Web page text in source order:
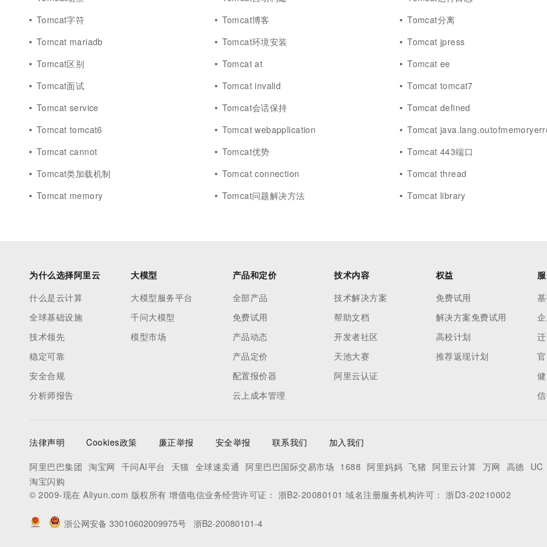
Tomcat字符
Tomcat博客
Tomcat分离
Tomcat mariadb
Tomcat环境安装
Tomcat jpress
Tomcat区别
Tomcat at
Tomcat ee
Tomcat面试
Tomcat invalid
Tomcat tomcat7
Tomcat service
Tomcat会话保持
Tomcat defined
Tomcat tomcat6
Tomcat webapplication
Tomcat
Tomcat cannot
Tomcat优势
Tomcat 443端口
Tomcat类加载机制
Tomcat connection
Tomcat thread
Tomcat memory
Tomcat问题解决方法 Tomcat library
为什么选择阿里云
什么是云计算
全球基础设施
技术领先
稳定可靠
安全合规
分析师报告
大模型
大模型服务平台
千问大模型
模型市场
产品和定价
全部产品
免费试用
产品动态
产品定价
配置报价器
云上成本管理
技术内容
技术解决方案
帮助文档
开发者社区
天池大赛
阿里云认证
权益
免费试用
解决方案免费试用
高校计划
推荐返现计划
法律声明 Cookies政策 廉正举报 安全举报 联系我们
加入我们
阿里巴巴集团 淘宝网 千问AI平台 天猫 全球速卖通 阿里巴巴国际交易市场 1688 阿里妈妈 飞猪 阿里云计算 万网 高德 UC
淘宝闪购
© 2009-现在 Aliyun.com 版权所有 增值电信业务经营许可证： 浙B2-20080101 域名注册服务机构许可： 浙D3-20210002
浙公网安备 33010602009975号 浙B2-20080101-4